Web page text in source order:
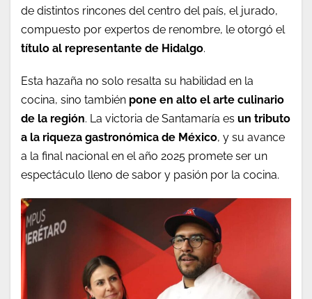
de distintos rincones del centro del país, el jurado,
compuesto por expertos de renombre, le otorgó el
título al representante de Hidalgo.
Esta hazaña no solo resalta su habilidad en la
cocina, sino también pone en alto el arte culinario
de la región. La victoria de Santamaría es un tributo
a la riqueza gastronómica de México, y su avance
a la final nacional en el año 2025 promete ser un
espectáculo lleno de sabor y pasión por la cocina.